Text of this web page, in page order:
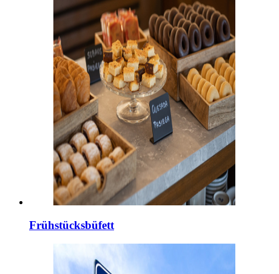
Frühstücksbüfett